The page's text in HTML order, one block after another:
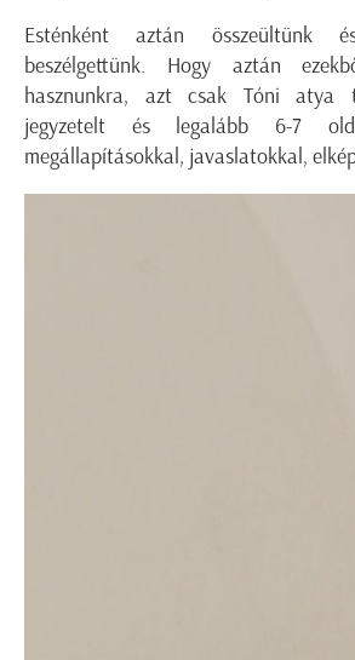
Esténként aztán összeültünk
beszélgettünk. Hogy aztán
hasznunkra, azt csak Tóni atya
jegyzetelt és legalább 6-7
megállapításokkal, javaslatokkal,